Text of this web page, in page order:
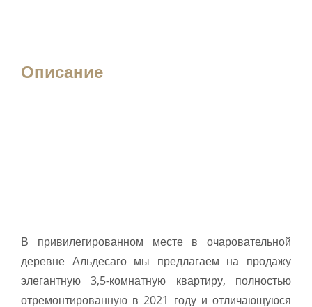
Описание
В привилегированном месте в очаровательной
деревне Альдесаго мы предлагаем на продажу
элегантную 3,5-комнатную квартиру, полностью
отремонтированную в 2021 году и отличающуюся